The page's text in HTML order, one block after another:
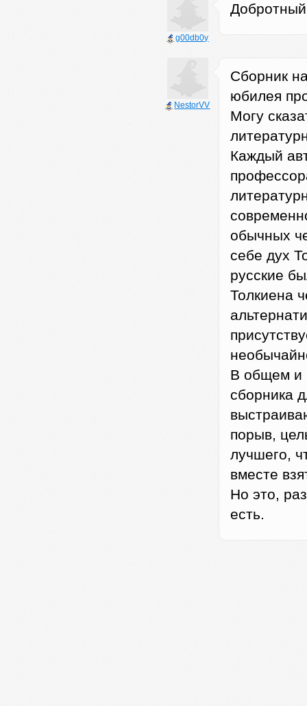
g00db0y
NestorVV
Сборник
юбилея
Могу
Каждый
обычных
себе дух
русские
Толкиена
В общем и
сборника
порыв,
лучшего,
вместе
Но это,
есть.